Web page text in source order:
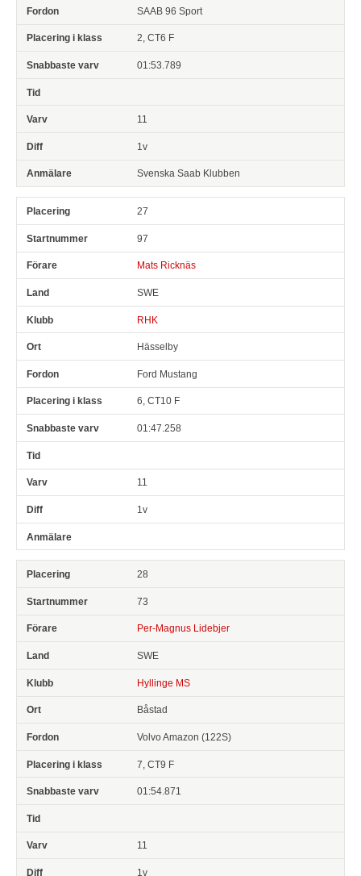
SAAB 96 Sport
2, CT6 F
01:53.789
11
1v
Svenska Saab Klubben
27
97
Mats Ricknäs
SWE
RHK
Hässelby
Ford Mustang
6, CT10 F
01:47.258
11
1v
28
73
Per-Magnus Lidebjer
SWE
Hyllinge MS
Båstad
Volvo Amazon (122S)
7, CT9 F
01:54.871
11
1v